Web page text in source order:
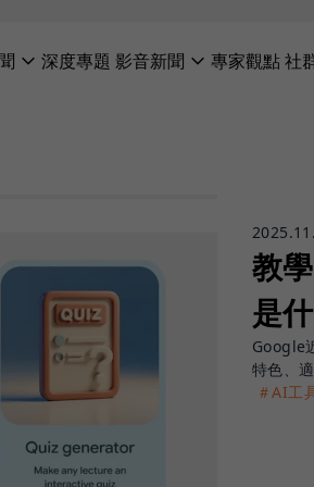
深度專題 影音新聞 專家觀點社
教
是
Google
特色、
＃AI工